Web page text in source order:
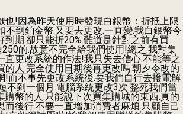
也!因為昨天使用時發現白銀幣：折抵上限
不到鉑金幣.又要去更改.一直變.我白銀幣今
到期.卻只能折20%.難道是針對之前有買
250的.故意不完全給我們使用!總之.我對集
直更改系統的作法!我只失去信心.不能等之
的人.完全使用日期後再更改嗎.朝夕令改的
!而不事先更改系統後.要我們自行去撥電解
不到一個月.電腦系統更改3次.整死我們當
購幣的人.只能說下次買集購城的東西.真的
而後行.不要一直增加消費者麻煩.只顧自己